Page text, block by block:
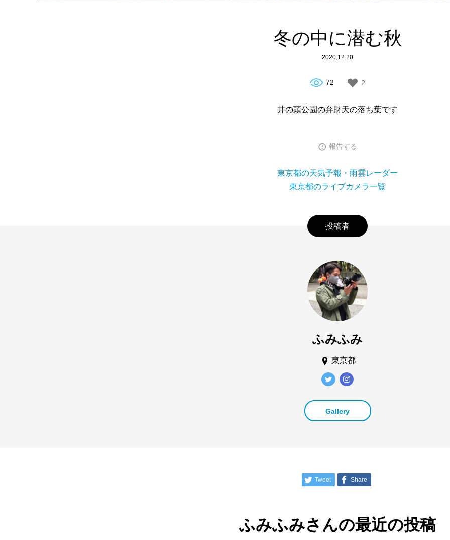
冬の中に潜む秋
2020.12.20
72 2
井の頭公園の弁財天の落ち葉です
報告する
東京都の天気予報・雨雲レーダー
東京都のライブカメラ一覧
投稿者
ふみふみ
東京都
Gallery
Tweet Share
ふみふみさんの最近の投稿